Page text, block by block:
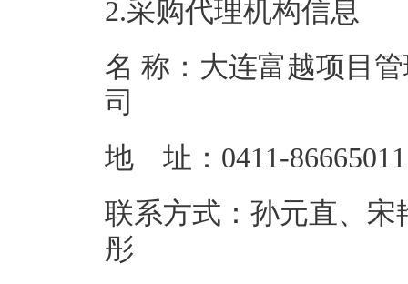
2.采购代理机构信息
名 称：大连富越项目
地 址：
联系方式：孙元直、宋